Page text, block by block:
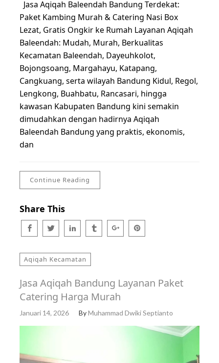
Jasa Aqiqah Baleendah Bandung Terdekat:
Paket Kambing Murah & Catering Nasi Box
Lezat, Gratis Ongkir ke Rumah Layanan Aqiqah
Baleendah: Mudah, Murah, Berkualitas
Kecamatan Baleendah, Dayeuhkolot,
Bojongsoang, Margahayu, Katapang,
Cangkuang, serta wilayah Bandung Kidul, Regol,
Lengkong, Buahbatu, Rancasari, hingga
kawasan Kabupaten Bandung kini semakin
dimudahkan dengan hadirnya Aqiqah
Baleendah Bandung yang praktis, ekonomis,
dan
Continue Reading
Share This
Aqiqah Kecamatan
Jasa Aqiqah Bandung Layanan Paket
Catering Harga Murah
Januari 14, 2026 ByMuhammad Dwiki Septianto